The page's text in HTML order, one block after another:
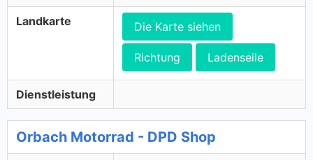
Landkarte Die Karte siehen
Richtung Ladenseile
Dienstleistung
Orbach Motorrad - DPD Shop